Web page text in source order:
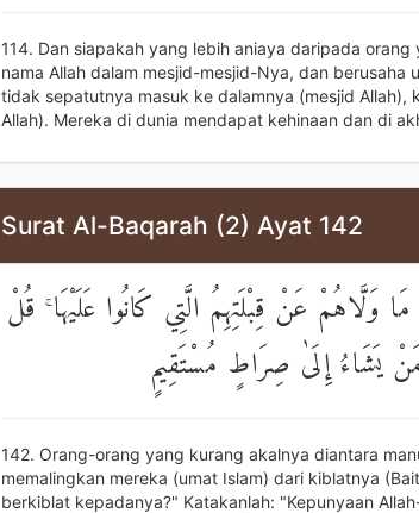
114. Dan siapakah yang lebih aniaya daripada
nama Allah dalam mesjid-mesjid-Nya, dan berusaha
tidak sepatutnya masuk ke dalamnya (mesjid Allah),
Allah). Mereka di dunia mendapat kehinaan dan di
Surat Al-Baqarah (2) Ayat 142
عَنْ قِبْلَتِهِمُ الَّتِي كَانُوا عَلَيْهَا ۚ قُلْ
يَشَاءُ إِلَىٰ صِرَاطٍ مُسْتَقِيمٍ
142. Orang-orang yang kurang akalnya diantara
memalingkan mereka (umat Islam) dari kiblatnya
berkiblat kepadanya?" Katakanlah: "Kepunyaan